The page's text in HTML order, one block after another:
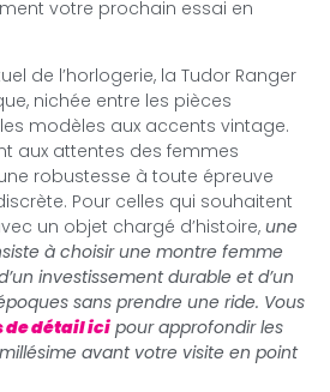
votre prochain essai en
de l’horlogerie, la Tudor Ranger
nichée entre les pièces
modèles aux accents vintage.
aux attentes des femmes
robustesse à toute épreuve
Pour celles qui souhaitent
un objet chargé d’histoire, une
à choisir une montre femme
investissement durable et d’un
sans prendre une ride. Vous
de détail icipour approfondir les
avant votre visite en point